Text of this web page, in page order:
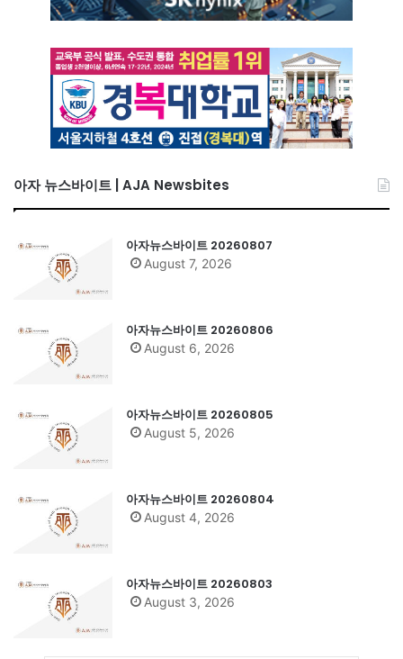
아자 뉴스바이트 | AJA Newsbites
아자뉴스바이트 20260807
August 7, 2026
아자뉴스바이트 20260806
August 6, 2026
아자뉴스바이트 20260805
August 5, 2026
아자뉴스바이트 20260804
August 4, 2026
아자뉴스바이트 20260803
August 3, 2026